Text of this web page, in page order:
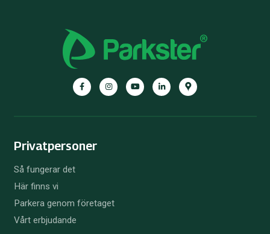
FacebookInstagramYouTubeLinkedInGoogle
Maps
Privatpersoner
Så fungerar det
Här finns vi
Parkera genom företaget
Vårt erbjudande